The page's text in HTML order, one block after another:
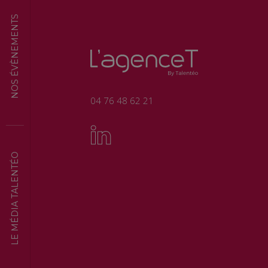
LE MÉDIA TALENTÉO
NOS ÉVÈNEMENTS
04 76 48 62 21